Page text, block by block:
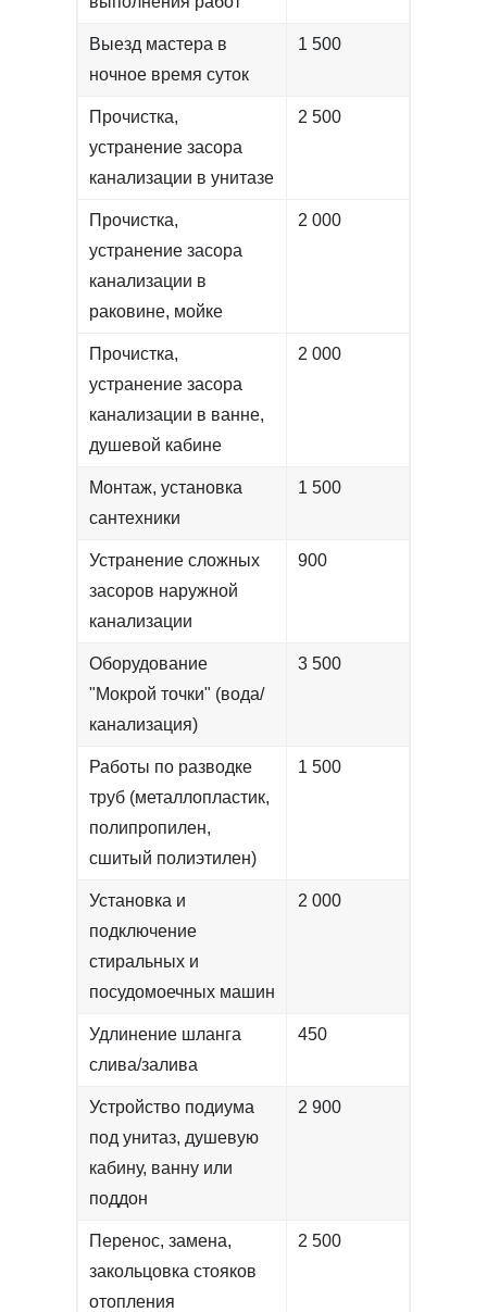
Выезд мастера в
ночное время суток
1 500
Прочистка,
устранение засора
канализации в унитазе
2 500
Прочистка,
устранение засора
канализации в
раковине, мойке
2 000
Прочистка,
устранение засора
канализации в ванне,
душевой кабине
2 000
Монтаж, установка
сантехники
1 500
Устранение сложных
засоров наружной
канализации
900
Оборудование
"Мокрой точки" (вода/
канализация)
3 500
Работы по разводке
труб (металлопластик,
полипропилен,
сшитый полиэтилен)
1 500
Установка и
подключение
стиральных и
посудомоечных машин
2 000
Удлинение шланга
слива/залива
450
Устройство подиума
под унитаз, душевую
кабину, ванну или
поддон
2 900
Перенос, замена,
закольцовка стояков
отопления
2 500